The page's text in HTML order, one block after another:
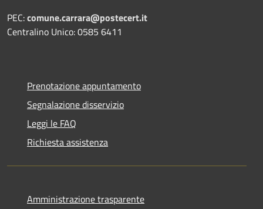
PEC:comune.carrara@postecert.it
Centralino Unico: 0585 6411
Prenotazione appuntamento
Segnalazione disservizio
Leggi le FAQ
Richiesta assistenza
Amministrazione trasparente